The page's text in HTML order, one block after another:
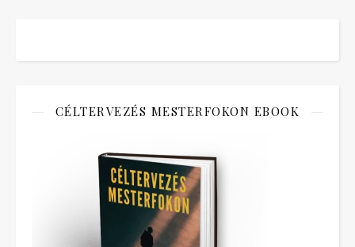
CÉLTERVEZÉS MESTERFOKON EBOOK